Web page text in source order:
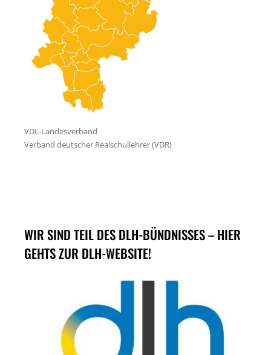
WIR SIND TEIL DES DLH-BÜNDNISSES – HIER
GEHTS ZUR DLH-WEBSITE!